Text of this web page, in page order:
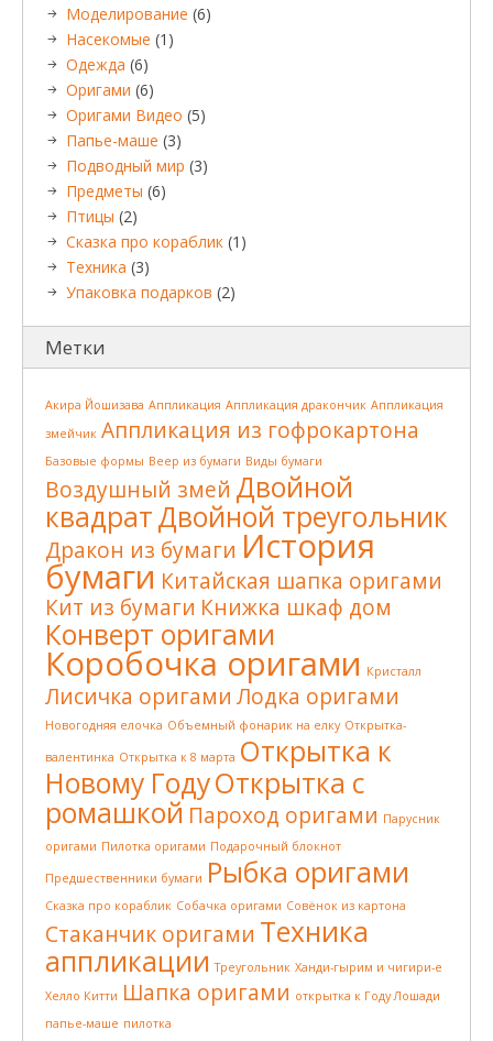
Моделирование (6)
Насекомые (1)
Одежда (6)
Оригами (6)
Оригами Видео (5)
Папье-маше (3)
Подводный мир (3)
Предметы (6)
Птицы (2)
Сказка про кораблик (1)
Техника (3)
Упаковка подарков (2)
Метки
Акира Йошизава Аппликация Аппликация дракончик Аппликация
змейчик Аппликация из гофрокартона
Базовые формы Веер из бумаги Виды бумаги
Воздушный змей Двойной
квадратДвойной треугольник
Дракон из бумаги История
бумаги Китайская шапка оригами
Кит из бумаги Книжка шкаф дом
Конверт оригами
Коробочка оригами Кристалл
Лисичка оригами Лодка оригами
Новогодняя елочка Объемный фонарик на елку Открытка-
валентинка Открытка к 8 марта Открытка к
Новому ГодуОткрытка с
ромашкой Пароход оригами Парусник
оригами Пилотка оригами Подарочный блокнот
Предшественники бумаги Рыбка оригами
Сказка про кораблик Собачка оригами Совёнок из картона
Стаканчик оригами Техника
аппликации Треугольник Ханди-гырим и чигири-е
Хелло Китти Шапка оригами открытка к Году Лошади
папье-маше пилотка